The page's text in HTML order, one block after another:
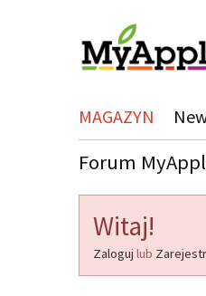
MAGAZYN
Forum
Witaj!
Zaloguj lub